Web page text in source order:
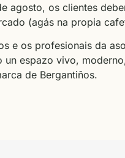
agosto, os clientes
(agás na propia
e os profesionais da
espazo vivo,
de Bergantiños.